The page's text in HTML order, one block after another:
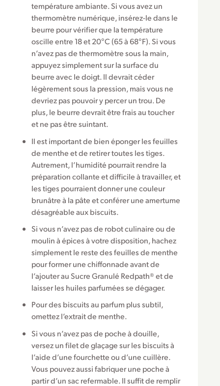
température ambiante. Si vous avez un
thermomètre numérique, insérez-le dans le
beurre pour vérifier que la température
oscille entre 18 et 20°C (65 à 68°F). Si vous
n’avez pas de thermomètre sous la main,
appuyez simplement sur la surface du
beurre avec le doigt. Il devrait céder
légèrement sous la pression, mais vous ne
devriez pas pouvoir y percer un trou. De
plus, le beurre devrait être frais au toucher
et ne pas être suintant.
Il est important de bien éponger les feuilles
de menthe et de retirer toutes les tiges.
Autrement, l’humidité pourrait rendre la
préparation collante et difficile à travailler, et
les tiges pourraient donner une couleur
brunâtre à la pâte et conférer une amertume
désagréable aux biscuits.
Si vous n’avez pas de robot culinaire ou de
moulin à épices à votre disposition, hachez
simplement le reste des feuilles de menthe
pour former une chiffonnade avant de
l’ajouter au Sucre Granulé Redpath® et de
laisser les huiles parfumées se dégager.
Pour des biscuits au parfum plus subtil,
omettez l’extrait de menthe.
Si vous n’avez pas de poche à douille,
versez un filet de glaçage sur les biscuits à
l’aide d’une fourchette ou d’une cuillère.
Vous pouvez aussi fabriquer une poche à
partir d’un sac refermable. Il suffit de remplir